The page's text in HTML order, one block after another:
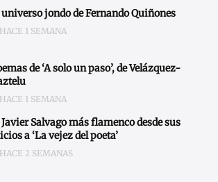
universo jondo de Fernando Quiñones
HACE 1 SEMANA
de ‘A solo un paso’, de Velázquez-
HACE 1 SEMANA
Salvago más flamenco desde sus
a ‘La vejez del poeta’
HACE 2 SEMANAS